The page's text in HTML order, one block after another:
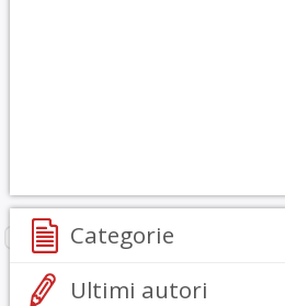
Categorie
Ultimi autori